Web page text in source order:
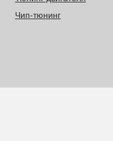
Чип-тюнинг